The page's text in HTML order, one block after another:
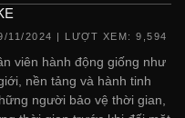
11/2024 | LƯỢT XEM: 9,594
viên hành động giống như
nền tảng và hành tinh
người bảo vệ thời gian,